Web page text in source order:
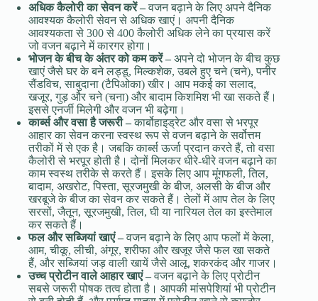
अधिक कैलोरी का सेवन करें–वजन बढ़ाने के लिए अपने दैनिक
आवश्यक कैलोरी सेवन से अधिक खाएं। अपनी दैनिक
आवश्यकता से 300 से 400 कैलोरी अधिक लेने का प्रयास करें
जो वजन बढ़ाने में कारगर होगा।
भोजन के बीच के अंतर को कम करें– अपने दो भोजन के बीच कुछ
खाएं जैसे घर के बने लड्डू, मिल्कशेक, उबले हुए चने (चने), पनीर
सैंडविच, साबुदाना (टैपिओका) खीर। आप मकई का सलाद,
खजूर, गुड़ और चने (चना) और बादाम किशमिश भी खा सकते हैं।
इससे एनर्जी मिलेगी और वजन भी बढ़ेगा।
कार्ब्स और वसा है जरूरी–कार्बोहाइड्रेट और वसा से भरपूर
आहार का सेवन करना स्वस्थ रूप से वजन बढ़ाने के सर्वोत्तम
तरीकों में से एक है। जबकि कार्ब्स ऊर्जा प्रदान करते हैं, तो वसा
कैलोरी से भरपूर होती है। दोनों मिलकर धीरे-धीरे वजन बढ़ाने का
काम स्वस्थ तरीके से करते हैं। इसके लिए आप मूंगफली, तिल,
बादाम, अखरोट, पिस्ता, सूरजमुखी के बीज, अलसी के बीज और
खरबूजे के बीज का सेवन कर सकते हैं। तेलों में आप तेल के लिए
सरसों, जैतून, सूरजमुखी, तिल, घी या नारियल तेल का इस्तेमाल
कर सकते हैं।
फल और सब्जियां खाएं–वजन बढ़ाने के लिए आप फलों में केला,
आम, चीकू, लीची, अंगूर, शरीफा और खजूर जैसे फल खा सकते
हैं, और सब्जियां जड़ वाली खायें जैसे आलू, शकरकंद और गाजर।
उच्च प्रोटीन वाले आहार खाएं –वजन बढ़ाने के लिए प्रोटीन
सबसे जरूरी पोषक तत्व होता है। आपकी मांसपेशियां भी प्रोटीन